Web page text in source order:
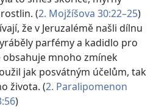
(2. Mojžíšova 30:22–25)
že v Jeruzalémě našli dílnu
parfémy a kadidlo pro
obsahuje mnoho zmínek
jak posvátným účelům, tak
života. (2. Paralipomenon
)